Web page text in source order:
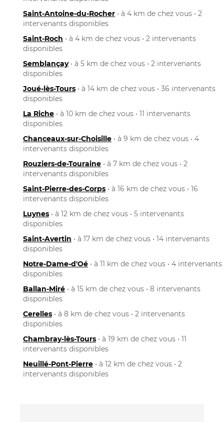
Saint-Antoine-du-Rocher • à 4 km de chez vous • 2
intervenants disponibles
Saint-Roch • à 4 km de chez vous • 2 intervenants
disponibles
Semblançay• à 5 km de chez vous • 2 intervenants
disponibles
Joué-lès-Tours • à 14 km de chez vous • 36 intervenants
disponibles
La Riche • à 10 km de chez vous • 11 intervenants
disponibles
Chanceaux-sur-Choisille • à 9 km de chez vous • 4
intervenants disponibles
Rouziers-de-Touraine • à 7 km de chez vous • 2
intervenants disponibles
Saint-Pierre-des-Corps • à 16 km de chez vous • 16
intervenants disponibles
Luynes • à 12 km de chez vous • 5 intervenants
disponibles
Saint-Avertin • à 17 km de chez vous • 14 intervenants
disponibles
Notre-Dame-d'Oé • à 11 km de chez vous • 4 intervenants
disponibles
Ballan-Miré • à 15 km de chez vous • 8 intervenants
disponibles
Cerelles • à 8 km de chez vous • 2 intervenants
disponibles
Chambray-lès-Tours • à 19 km de chez vous • 11
intervenants disponibles
Neuillé-Pont-Pierre • à 12 km de chez vous • 2
intervenants disponibles